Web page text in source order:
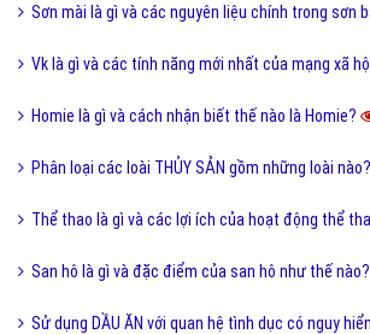
Sơn mài là gì và các nguyên liệu chính trong sơn
Vk là gì và các tính năng mới nhất của mạng xã
Homie là gì và cách nhận biết thế nào là Homie?
Phân loại các loài THỦY SẢN gồm những loài nào?
Thể thao là gì và các lợi ích của hoạt động thể
San hô là gì và đặc điểm của san hô như thế nào?
Sử dụng DẦU ĂN với quan hệ tình dục có nguy